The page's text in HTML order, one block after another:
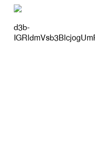
d3b-